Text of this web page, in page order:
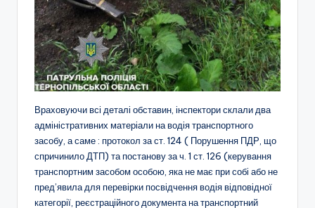
Враховуючи всі деталі обставин, інспектори склали два
адміністративних матеріали на водія транспортного
засобу, а саме : протокол за ст. 124 ( Порушення ПДР, що
спричинило ДТП) та постанову за ч. 1 ст. 126 (керування
транспортним засобом особою, яка не має при собі або не
пред’явила для перевірки посвідчення водія відповідної
категорії, реєстраційного документа на транспортний